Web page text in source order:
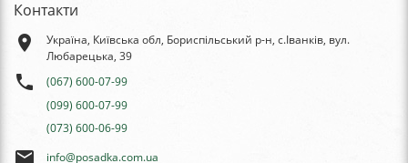
Контакти
place
Україна, Київська обл, Бориспільський р-н, с.Іванків, вул.
Любарецька, 39
phone
(067) 600-07-99
(099) 600-07-99
(073) 600-06-99
email info@posadka.com.ua